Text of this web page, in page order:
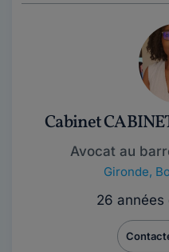
Cabinet
Avocat au
Gironde,
26 années